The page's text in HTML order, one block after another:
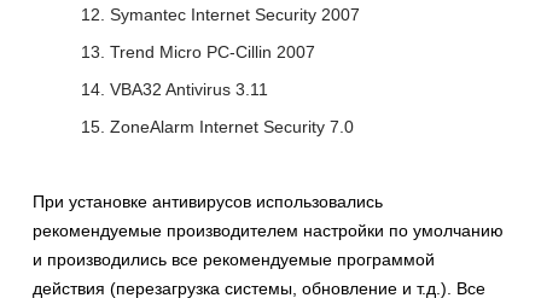
Symantec Internet Security 2007
Trend Micro PC-Cillin 2007
VBA32 Antivirus 3.11
ZoneAlarm Internet Security 7.0
При установке антивирусов использовались
рекомендуемые производителем настройки по умолчанию
и производились все рекомендуемые программой
действия (перезагрузка системы, обновление и т.д.). Все